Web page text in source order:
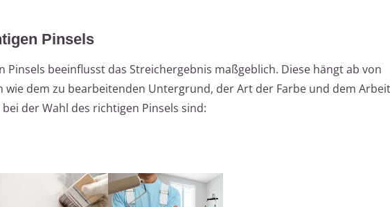
Pinsels
Pinsels beeinflusst das Streichergebnis maßgeblich. Diese hängt ab von
wie dem zu bearbeitenden Untergrund, der Art der Farbe und dem
der Wahl des richtigen Pinsels sind: